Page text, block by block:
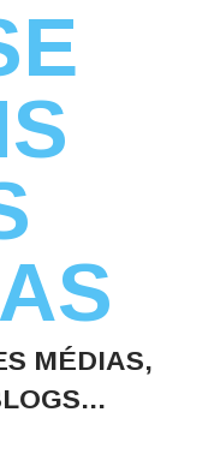
MÉDIAS,